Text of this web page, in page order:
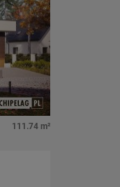
111.74 m²